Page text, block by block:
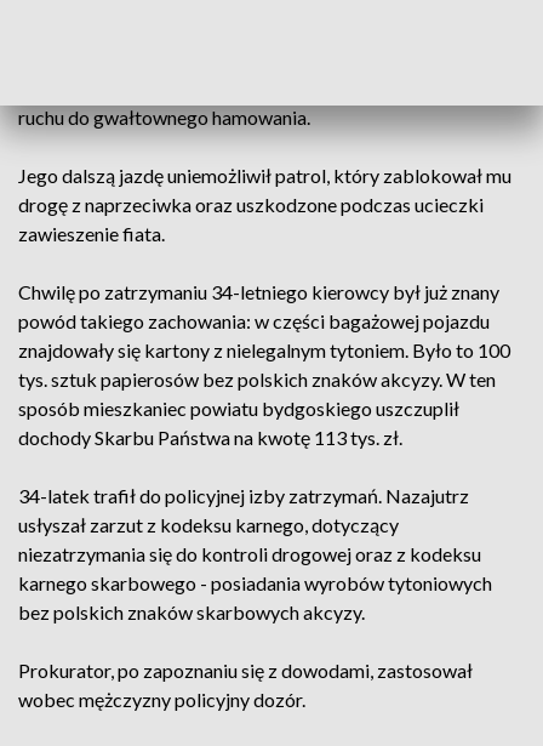
ruchu do gwałtownego hamowania.
Jego dalszą jazdę uniemożliwił patrol, który zablokował mu
drogę z naprzeciwka oraz uszkodzone podczas ucieczki
zawieszenie fiata.
Chwilę po zatrzymaniu 34-letniego kierowcy był już znany
powód takiego zachowania: w części bagażowej pojazdu
znajdowały się kartony z nielegalnym tytoniem. Było to 100
tys. sztuk papierosów bez polskich znaków akcyzy. W ten
sposób mieszkaniec powiatu bydgoskiego uszczuplił
dochody Skarbu Państwa na kwotę 113 tys. zł.
34-latek trafił do policyjnej izby zatrzymań. Nazajutrz
usłyszał zarzut z kodeksu karnego, dotyczący
niezatrzymania się do kontroli drogowej oraz z kodeksu
karnego skarbowego - posiadania wyrobów tytoniowych
bez polskich znaków skarbowych akcyzy.
Prokurator, po zapoznaniu się z dowodami, zastosował
wobec mężczyzny policyjny dozór.